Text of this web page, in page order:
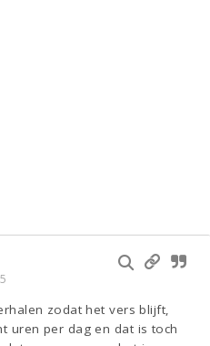
zodat het vers blijft,
uren per dag en dat is toch